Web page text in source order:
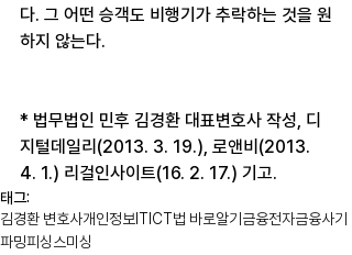
다. 그 어떤 승객도 비행기가 추락하는 것을 원
하지 않는다.
* 법무법인 민후 김경환 대표변호사 작성, 디
지털데일리(2013. 3. 19.), 로앤비(2013.
4. 1.) 리걸인사이트(16. 2. 17.) 기고.
태그:
김경환 변호사개인정보 IT ICT법 바로알기 금융전자금융사기
파밍피싱스미싱